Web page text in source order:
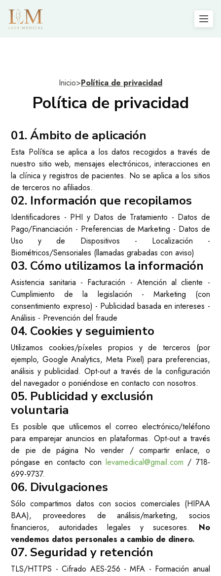
Inicio>Política de privacidad
Política de privacidad
01. Ámbito de aplicación
Esta Política se aplica a los datos recogidos a través de
nuestro sitio web, mensajes electrónicos, interacciones en
la clínica y registros de pacientes. No se aplica a los sitios
de terceros no afiliados.
02. Información que recopilamos
Identificadores - PHI y Datos de Tratamiento - Datos de
Pago/Financiación - Preferencias de Marketing - Datos de
Uso y de Dispositivos - Localización -
Biométricos/Sensoriales (llamadas grabadas con aviso)
03. Cómo utilizamos la información
Asistencia sanitaria - Facturación - Atención al cliente -
Cumplimiento de la legislación - Marketing (con
consentimiento expreso) - Publicidad basada en intereses -
Análisis - Prevención del fraude
04. Cookies y seguimiento
Utilizamos cookies/píxeles propios y de terceros (por
ejemplo, Google Analytics, Meta Pixel) para preferencias,
análisis y publicidad.Opt-outa través de la configuración
del navegador o poniéndose en contacto con nosotros.
05. Publicidad y exclusión
voluntaria
Es posible que utilicemos el correo electrónico/teléfono
para emparejar anuncios en plataformas. Opt-out a través
de pie de página No vender / compartir enlace, o
póngase en contacto conlevamedical@gmail.com / 718-
699-9737.
06. Divulgaciones
Sólo compartimos datos con socios comerciales (HIPAA
BAA), proveedores de análisis/marketing, socios
financieros, autoridades legales y sucesores. No
vendemos datos personales a cambio de dinero.
07. Seguridad y retención
TLS/HTTPS - Cifrado AES-256 - MFA - Formación anual